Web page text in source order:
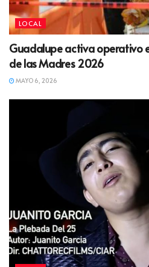
LOCAL
Guadalupe activa operativo
de las Madres 2026
MAYO 6, 2026